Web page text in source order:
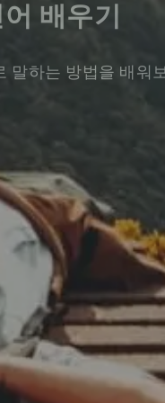
배우기
말하는 방법을 배워